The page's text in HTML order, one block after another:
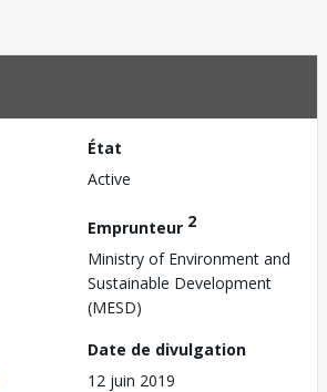
État
Active
Emprunteur 2
Ministry of Environment and
Sustainable Development
(MESD)
Date de divulgation
12 juin 2019